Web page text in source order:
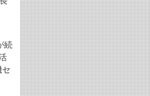
続